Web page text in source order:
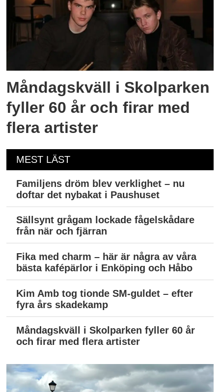
Måndagskväll i Skolparken
fyller 60 år och firar med
flera artister
MEST LÄST
Familjens dröm blev verklighet – nu
doftar det nybakat i Paushuset
Sällsynt grågam lockade fågelskådare
från när och fjärran
Fika med charm – här är några av våra
bästa kafépärlor i Enköping och Håbo
Kim Amb tog tionde SM-guldet – efter
fyra års skadekamp
Måndagskväll i Skolparken fyller 60 år
och firar med flera artister